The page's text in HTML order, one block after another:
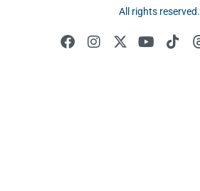
All rights reserved.